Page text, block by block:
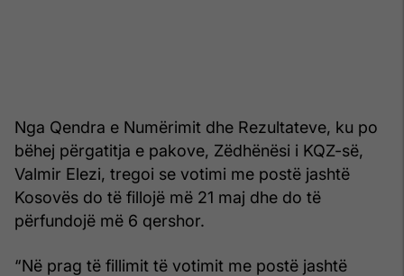
Nga Qendra e Numërimit dhe Rezultateve, ku po
bëhej përgatitja e pakove, Zëdhënësi i KQZ-së,
Valmir Elezi, tregoi se votimi me postë jashtë
Kosovës do të fillojë më 21 maj dhe do të
përfundojë më 6 qershor.
“Në prag të fillimit të votimit me postë jashtë